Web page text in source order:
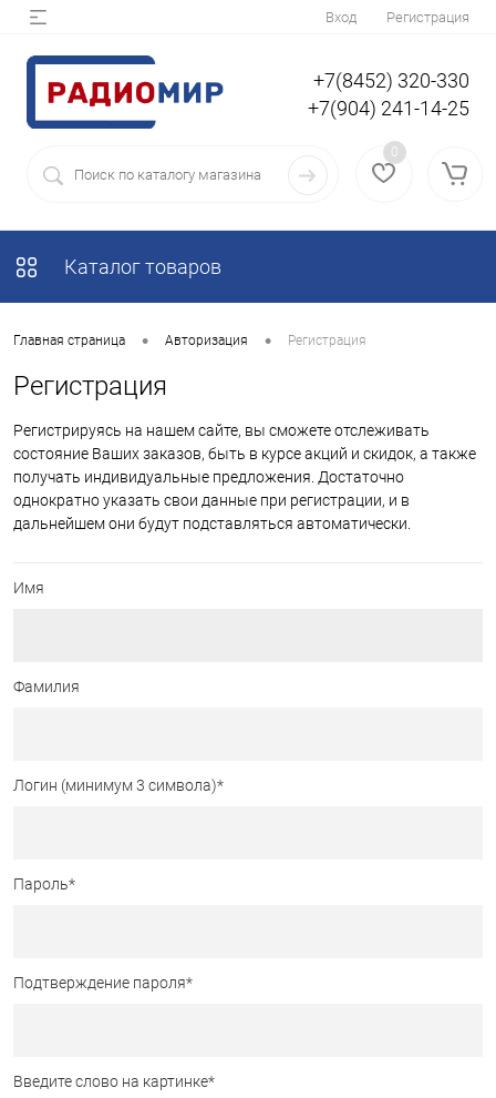
Вход Регистрация
+7(8452) 320-330
+7(904) 241-14-25
0
Каталог товаров
Главная страница • Авторизация • Регистрация
Регистрация
Регистрируясь на нашем сайте, вы сможете отслеживать
состояние Ваших заказов, быть в курсе акций и скидок, а также
получать индивидуальные предложения. Достаточно
однократно указать свои данные при регистрации, и в
дальнейшем они будут подставляться автоматически.
Имя
Фамилия
Логин (минимум 3 символа)*
Пароль*
Подтверждение пароля*
Введите слово на картинке*